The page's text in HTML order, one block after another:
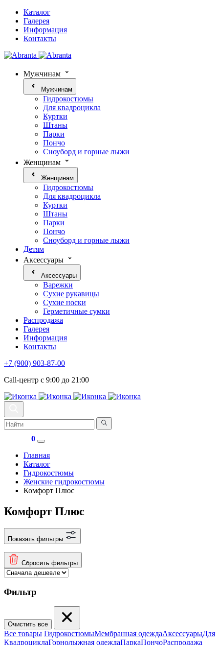
Каталог
Галерея
Информация
Контакты
Мужчинам
Мужчинам
Гидрокостюмы
Для квадроцикла
Куртки
Штаны
Парки
Пончо
Сноуборд и горные лыжи
Женщинам
Женщинам
Гидрокостюмы
Для квадроцикла
Куртки
Штаны
Парки
Пончо
Сноуборд и горные лыжи
Детям
Аксессуары
Аксессуары
Варежки
Сухие рукавицы
Сухие носки
Герметичные сумки
Распродажа
Галерея
Информация
Контакты
+7 (900) 903-87-00
Call-центр с 9:00 до 21:00
0
Главная
Каталог
Гидрокостюмы
Женские гидрокостюмы
Комфорт Плюс
Комфорт Плюс
Показать фильтры
Сбросить фильтры
Фильтр
Очистить все
Все товары ГидрокостюмыМембранная одеждаАксесcуарыДля
КвадроциклаГорнолыжная одеждаПаркаПончоРаспродажа